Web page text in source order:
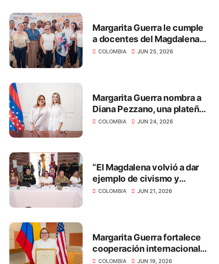
Margarita Guerra le cumple
a docentes del Magdalena
con el pago de salarios y
COLOMBIA JUN 25, 2026
Margarita Guerra nombra a
Diana Pezzano, una plateña,
como nueva secretaria de
COLOMBIA JUN 24, 2026
“El Magdalena volvió a dar
ejemplo de civismo y
respeto por la democracia
COLOMBIA JUN 21, 2026
Margarita Guerra fortalece
cooperación internacional
para impulsar el desarrollo
COLOMBIA JUN 19, 2026